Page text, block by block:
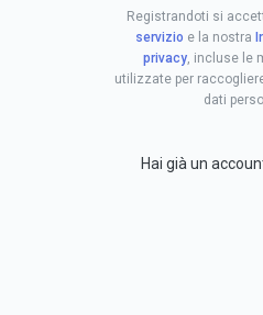
Registrandoti si
servizio e la nostra
privacy, incluse le
utilizzate per
dati
Hai già un